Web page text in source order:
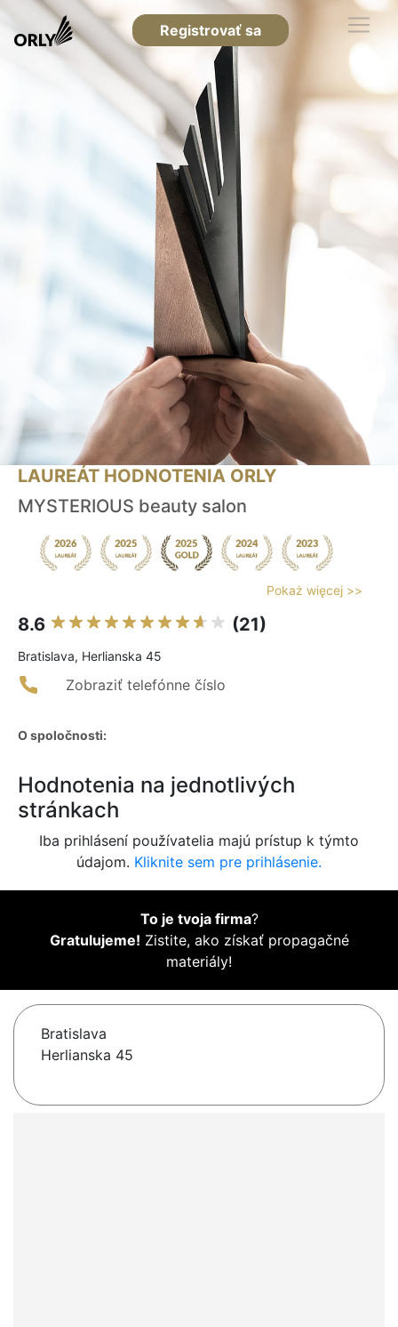
Registrovať sa
LAUREÁT HODNOTENIA ORLY
MYSTERIOUS beauty salon
Pokaż więcej >>
8.6 (21)
Bratislava, Herlianska 45
Zobraziť telefónne číslo
O spoločnosti:
Hodnotenia na jednotlivých
stránkach
Iba prihlásení používatelia majú prístup k týmto
údajom. Kliknite sem pre prihlásenie.
To je tvoja firma?
Gratulujeme! Zistite, ako získať propagačné
materiály!
Bratislava
Herlianska 45